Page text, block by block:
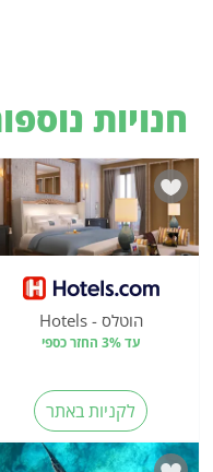
חנויות
הוטלס - Hotels
עד 3% החזר כספי
לקניות באתר